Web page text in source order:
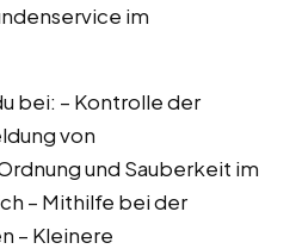
im
bei: – Kontrolle der
von
und Sauberkeit im
– Mithilfe bei der
– Kleinere